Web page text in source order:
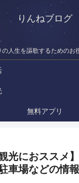
りんねブログ
の人生を謳歌するためのお
無料アプリ
光におススメ
車場などの情